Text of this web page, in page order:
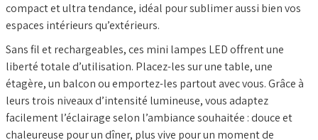
compact et ultra tendance, idéal pour sublimer aussi bien vos
espaces intérieurs qu’extérieurs.
Sans fil et rechargeables, ces mini lampes LED offrent une
liberté totale d’utilisation. Placez-les sur une table, une
étagère, un balcon ou emportez-les partout avec vous. Grâce à
leurs trois niveaux d’intensité lumineuse, vous adaptez
facilement l’éclairage selon l’ambiance souhaitée : douce et
chaleureuse pour un dîner, plus vive pour un moment de